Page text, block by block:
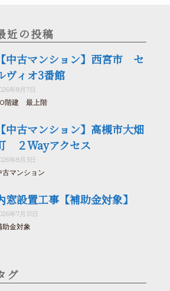
近の投稿
【中古マンション】西宮市 セ
ヴィオ3番館
年8月7日
階建 最上階
【中古マンション】高槻市大畑
２Wayアクセス
年8月3日
古マンション
窓設置工事【補助金対象】
年7月31日
助金対象
グ